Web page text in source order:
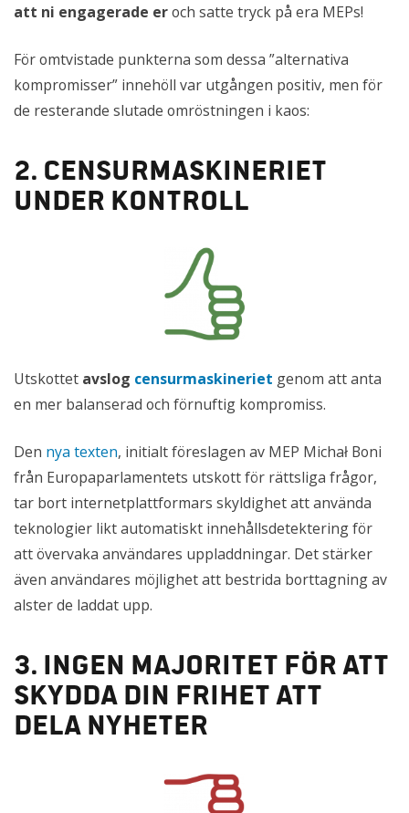
att ni engagerade eroch satte tryck på era MEPs!
För omtvistade punkterna som dessa ”alternativa
kompromisser” innehöll var utgången positiv, men för
de resterande slutade omröstningen i kaos:
2. Censurmaskineriet
under kontroll
Utskottet avslog censurmaskineriet genom att anta
en mer balanserad och förnuftig kompromiss.
Den nya texten, initialt föreslagen av MEP Michał Boni
från Europaparlamentets utskott för rättsliga frågor,
tar bort internetplattformars skyldighet att använda
teknologier likt automatiskt innehållsdetektering för
att övervaka användares uppladdningar. Det stärker
även användares möjlighet att bestrida borttagning av
alster de laddat upp.
3. Ingen majoritet för att
skydda din frihet att
dela nyheter